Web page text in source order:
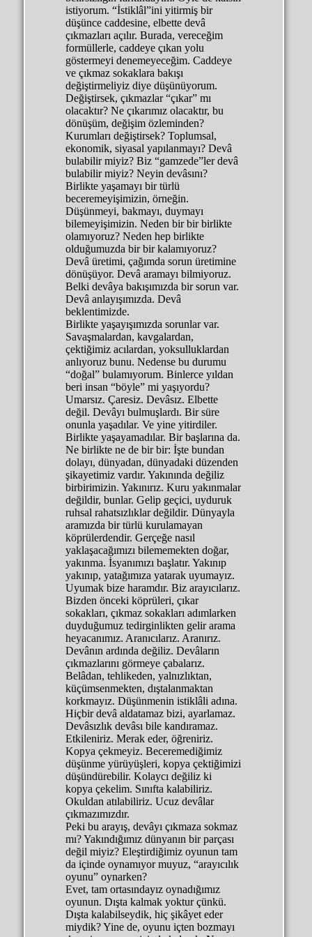
istiyorum. “İstiklâl”ini yitirmiş bir
düşünce caddesine, elbette devâ
çıkmazları açılır. Burada, vereceğim
formüllerle, caddeye çıkan yolu
göstermeyi denemeyeceğim. Caddeye
ve çıkmaz sokaklara bakışı
değiştirmeliyiz diye düşünüyorum.
Değiştirsek, çıkmazlar “çıkar” mı
olacaktır? Ne çıkarımız olacaktır, bu
dönüşüm, değişim özleminden?
Kurumları değiştirsek? Toplumsal,
ekonomik, siyasal yapılanmayı? Devâ
bulabilir miyiz? Biz “gamzede”ler devâ
bulabilir miyiz? Neyin devâsını?
Birlikte yaşamayı bir türlü
beceremeyişimizin, örneğin.
Düşünmeyi, bakmayı, duymayı
bilemeyişimizin. Neden bir bir birlikte
olamıyoruz? Neden hep birlikte
olduğumuzda bir bir kalamıyoruz?
Devâ üretimi, çağımda sorun üretimine
dönüşüyor. Devâ aramayı bilmiyoruz.
Belki devâya bakışımızda bir sorun var.
Devâ anlayışımızda. Devâ
beklentimizde.
Birlikte yaşayışımızda sorunlar var.
Savaşmalardan, kavgalardan,
çektiğimiz acılardan, yoksulluklardan
anlıyoruz bunu. Nedense bu durumu
“doğal” bulamıyorum. Binlerce yıldan
beri insan “böyle” mi yaşıyordu?
Umarsız. Çaresiz. Devâsız. Elbette
değil. Devâyı bulmuşlardı. Bir süre
onunla yaşadılar. Ve yine yitirdiler.
Birlikte yaşayamadılar. Bir başlarına da.
Ne birlikte ne de bir bir: İşte bundan
dolayı, dünyadan, dünyadaki düzenden
şikayetimiz vardır. Yakınında değiliz
birbirimizin. Yakınırız. Kuru yakınmalar
değildir, bunlar. Gelip geçici, uyduruk
ruhsal rahatsızlıklar değildir. Dünyayla
aramızda bir türlü kurulamayan
köprülerdendir. Gerçeğe nasıl
yaklaşacağımızı bilememekten doğar,
yakınma. İsyanımızı başlatır. Yakınıp
yakınıp, yatağımıza yatarak uyumayız.
Uyumak bize haramdır. Biz arayıcılarız.
Bizden önceki köprüleri, çıkar
sokakları, çıkmaz sokakları adımlarken
duyduğumuz tedirginlikten gelir arama
heyacanımız. Aranıcılarız. Aranırız.
Devânın ardında değiliz. Devâların
çıkmazlarını görmeye çabalarız.
Belâdan, tehlikeden, yalnızlıktan,
küçümsenmekten, dıştalanmaktan
korkmayız. Düşünmenin istiklâli adına.
Hiçbir devâ aldatamaz bizi, ayarlamaz.
Devâsızlık devâsı bile kandıramaz.
Etkileniriz. Merak eder, öğreniriz.
Kopya çekmeyiz. Beceremediğimiz
düşünme yürüyüşleri, kopya çektiğimizi
düşündürebilir. Kolaycı değiliz ki
kopya çekelim. Sınıfta kalabiliriz.
Okuldan atılabiliriz. Ucuz devâlar
çıkmazımızdır.
Peki bu arayış, devâyı çıkmaza sokmaz
mı? Yakındığımız dünyanın bir parçası
değil miyiz? Eleştirdiğimiz oyunun tam
da içinde oynamıyor muyuz, “arayıcılık
oyunu” oynarken?
Evet, tam ortasındayız oynadığımız
oyunun. Dışta kalmak yoktur çünkü.
Dışta kalabilseydik, hiç şikâyet eder
miydik? Yine de, oyunu içten bozmayı